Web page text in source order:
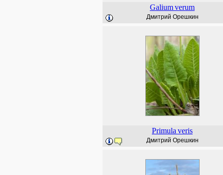
Galiumverum
Дмитрий Орешкин
Primula veris
Дмитрий Орешкин